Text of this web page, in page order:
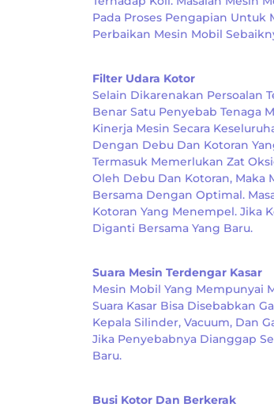
Pada Proses Pengapian Untuk
Perbaikan Mesin Mobil
Filter Udara Kotor
Selain Dikarenakan Persoalan
Benar Satu Penyebab Tenaga
Kinerja Mesin Secara
Dengan Debu Dan Kotoran
Termasuk Memerlukan Zat
Oleh Debu Dan Kotoran, Maka
Bersama Dengan Optimal.
Kotoran Yang Menempel. Jika
Diganti Bersama Yang Baru.
Suara Mesin Terdengar Kasar
Mesin Mobil Yang Mempunyai
Suara Kasar Bisa Disebabkan
Kepala Silinder, Vacuum, Dan
Jika Penyebabnya Dianggap
Baru.
Busi Kotor Dan Berkerak